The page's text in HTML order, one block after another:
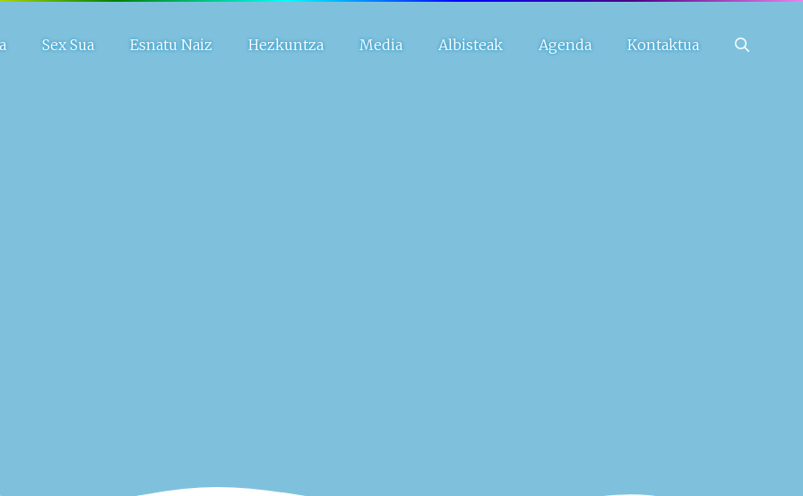
Sex Sua Esnatu Naiz Hezkuntza Media Albisteak Agenda Kontaktua